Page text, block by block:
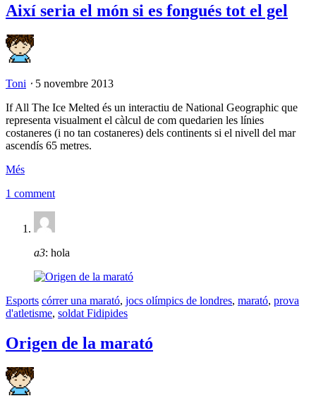
Així seria el món si es fongués tot el gel
Toni ⋅ 5 novembre 2013
If All The Ice Melted és un interactiu de National Geographic que
representa visualment el càlcul de com quedarien les línies
costaneres (i no tan costaneres) dels continents si el nivell del mar
ascendís 65 metres.
Més
1 comment
a3: hola
Esports córrer una marató, jocs olímpics de londres, marató, prova
d'atletisme, soldat Fidipides
Origen de la marató